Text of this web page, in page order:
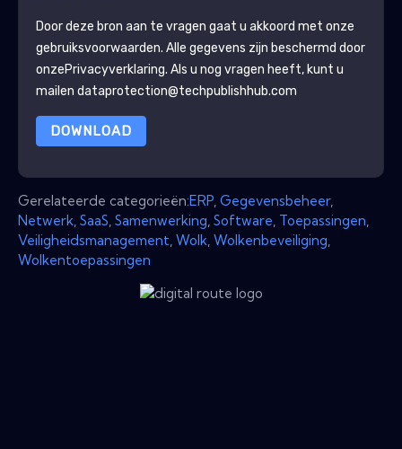
Door deze bron aan te vragen gaat u akkoord met onze
gebruiksvoorwaarden. Alle gegevens zijn beschermd door
onzePrivacyverklaring. Als u nog vragen heeft, kunt u
mailen dataprotection@techpublishhub.com
DOWNLOAD
Gerelateerde categorieën:ERP Gegevensbeheer,
Netwerk SaaS Samenwerking Software Toepassingen
Veiligheidsmanagement Wolk Wolkenbeveiliging
Wolkentoepassingen